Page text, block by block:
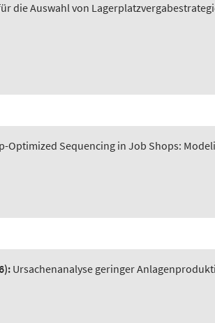
die Auswahl von
Optimized Sequencing in Job Shops:
Ursachenanalyse geringer